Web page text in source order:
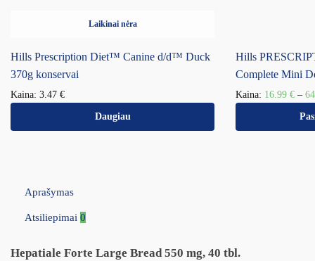
Laikinai nėra
Hills Prescription Diet™ Canine d/d™ Duck
370g konservai
Kaina: 3.47 €
Daugiau
Hills
Complete Mini
Kaina: 16.99 € –
Aprašymas
Atsiliepimai 0
Hepatiale Forte Large Bread 550 mg, 40 tbl.